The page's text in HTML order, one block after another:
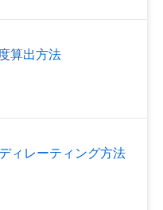
算出方法
ィレーティング方法